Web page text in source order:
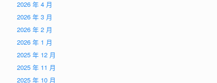
2026 年 4 月
2026 年 3 月
2026 年 2 月
2026 年 1 月
2025 年 12 月
2025 年 11 月
2025 年 10 月